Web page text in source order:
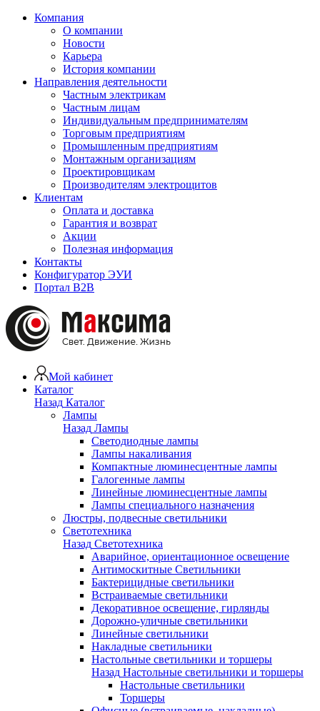
Компания
О компании
Новости
Карьера
История компании
Направления деятельности
Частным электрикам
Частным лицам
Индивидуальным предпринимателям
Торговым предприятиям
Промышленным предприятиям
Монтажным организациям
Проектировщикам
Производителям электрощитов
Клиентам
Оплата и доставка
Гарантия и возврат
Акции
Полезная информация
Контакты
Конфигуратор ЭУИ
Портал B2B
Мой кабинет
Каталог
Назад Каталог
Лампы
Назад Лампы
Светодиодные лампы
Лампы накаливания
Компактные люминесцентные лампы
Галогенные лампы
Линейные люминесцентные лампы
Лампы специального назначения
Люстры, подвесные светильники
Светотехника
Назад Светотехника
Аварийное, ориентационное освещение
Антимоскитные Светильники
Бактерицидные светильники
Встраиваемые светильники
Декоративное освещение, гирлянды
Дорожно-уличные светильники
Линейные светильники
Накладные светильники
Настольные светильники и торшеры
Назад Настольные светильники и торшеры
Настольные светильники
Торшеры